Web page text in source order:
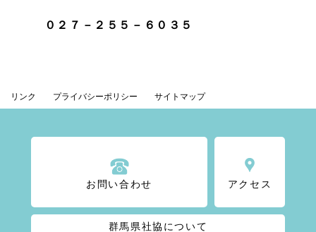
０２７－２５５－６０３５
リンク プライバシーポリシー サイトマップ
お問い合わせ アクセス
群馬県社協について